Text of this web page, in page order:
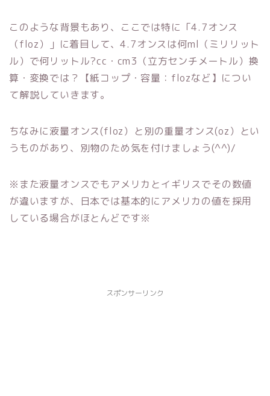
このような背景もあり、ここでは特に「4.7オンス
（floz）」に着目して、4.7オンスは何ml（ミリリット
ル）で何リットル?cc・cm3（立方センチメートル）換
算・変換では？【紙コップ・容量：flozなど】につい
て解説していきます。
ちなみに液量オンス(floz）と別の重量オンス(oz）とい
うものがあり、別物のため気を付けましょう(^^)/
※また液量オンスでもアメリカとイギリスでその数値
が違いますが、日本では基本的にアメリカの値を採用
している場合がほとんどです※
スポンサーリンク